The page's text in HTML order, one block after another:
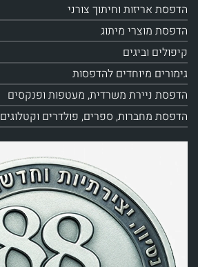
הדפסת אריזות וחיתוך צורני
הדפסת מוצרי מיתוג
קיפולים וביגים
גימורים מיוחדים להדפסות
הדפסת ניירת משרדית, מעטפות ופנקסים
הדפסת מחברות, ספרים, פולדרים וקטלוגים